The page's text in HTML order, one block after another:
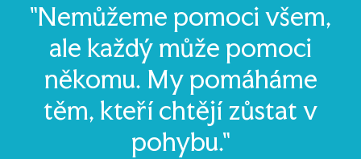
"Nemůžeme pomoci všem,
ale každý může pomoci
někomu. My pomáháme
těm, kteří chtějí zůstat v
pohybu."